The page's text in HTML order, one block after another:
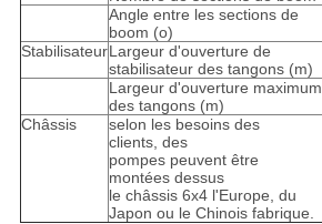
Angle entre les sections de
boom (o)
StabilisateurLargeur d'ouverture de
stabilisateur des tangons (m)
Largeur d'ouverture maximum
des tangons (m)
Châssis
selon les besoins des
clients, des
pompes peuvent être
montées dessus
le châssis 6x4 l'Europe, du
Japon ou le Chinois fabrique.